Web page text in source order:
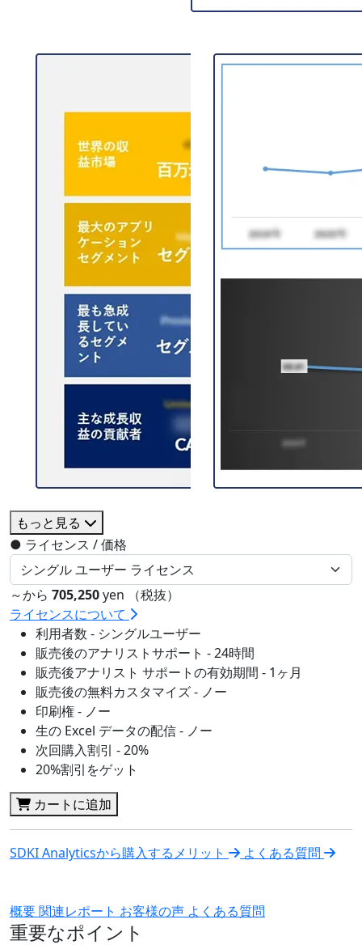
もっと見る
● ライセンス / 価格
～から 705,250yen （税抜）
ライセンスについて
利用者数 - シングルユーザー
販売後のアナリストサポート - 24時間
販売後アナリスト サポートの有効期間 - 1ヶ月
販売後の無料カスタマイズ - ノー
印刷権 - ノー
生の Excel データの配信 - ノー
次回購入割引 - 20%
20%割引をゲット
カートに追加
SDKI Analyticsから購入するメリット よくある質問
概要関連レポート お客様の声 よくある質問
重要なポイント